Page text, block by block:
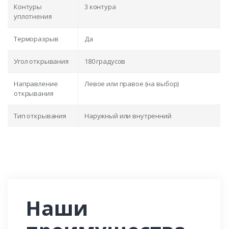
Контуры
уплотнения
3 контура
Терморазрыв Да
Угол открывания 180 градусов
Направление
открывания
Левое или правое (на выбор)
Тип открывания Наружный или внутренний
Наши